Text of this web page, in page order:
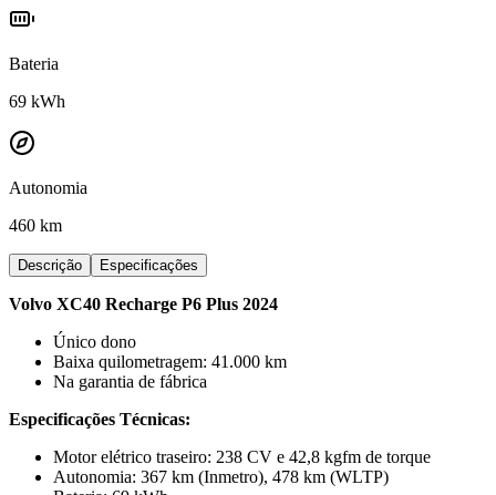
Bateria
69 kWh
Autonomia
460 km
Descrição Especificações
Volvo XC40 Recharge P6 Plus 2024
Único dono
Baixa quilometragem: 41.000 km
Na garantia de fábrica
Especificações Técnicas:
Motor elétrico traseiro: 238 CV e 42,8 kgfm de torque
Autonomia: 367 km (Inmetro), 478 km (WLTP)